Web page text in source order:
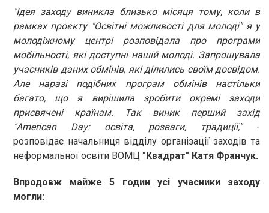
"Ідея заходу виникла близько місяця тому, коли в
рамках проєкту "Освітні можливості для молоді" я у
молодіжному центрі розповідала про програми
мобільності, які доступні нашій молоді. Запрошувала
учасників даних обмінів, які ділились своїм досвідом.
Але наразі подібних програм обмінів настільки
багато, що я вирішила зробити окремі заходи
присвячені країнам. Так виник перший захід
"American Day: освіта, розваги, традиції," -
розповідає начальниця відділу організації заходів та
неформальної освіти ВОМЦ "Квадрат" Катя Франчук.
Впродовж майже 5 годин усі учасники заходу
могли: